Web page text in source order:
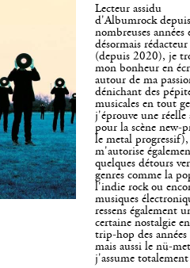
Lecteur assidu
d'Albumrock
nombreuses années
désormais rédacteur
(depuis 2020), je
mon bonheur en
autour de ma
dénichant des
musicales en tout
j'éprouve une
pour la scène new-
le metal
m'autorise
quelques détours
genres comme la
l'indie rock ou
musiques
ressens également
certaine nostalgie
trip-hop des
mais aussi le nü-
j'assume